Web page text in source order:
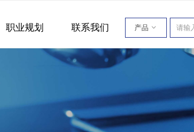
职业规划 联系我们 产品 ꀁ